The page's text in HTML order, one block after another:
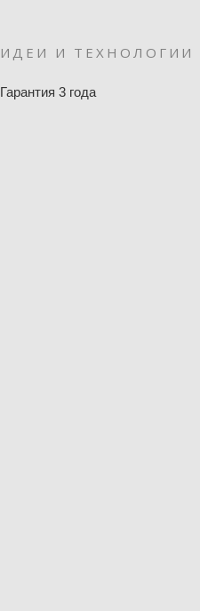
ИДЕИ И ТЕХНОЛОГИИ
Гарантия 3 года